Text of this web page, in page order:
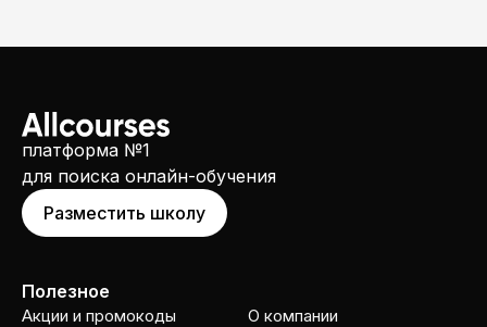
платформа №1
для поиска онлайн-обучения
Разместить школу
Полезное
Акции и промокоды
О компании